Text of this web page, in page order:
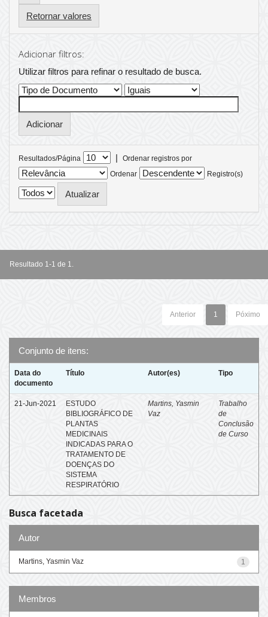
Retornar valores
Adicionar filtros:
Utilizar filtros para refinar o resultado de busca.
Resultados/Página |
Ordenar registros por
Ordenar
Registro(s)
Resultado 1-1 de 1.
Anterior 1 Póximo
Conjunto de itens:
Data do
documento
Título Autor(es) Tipo
21-Jun-2021
ESTUDO
BIBLIOGRÁFICO DE
PLANTAS
MEDICINAIS
INDICADAS PARA O
TRATAMENTO DE
DOENÇAS DO
SISTEMA
RESPIRATÓRIO
Martins, Yasmin
Vaz
Trabalho
de
Conclusão
de Curso
Busca facetada
Autor
1
Martins, Yasmin Vaz
Membros